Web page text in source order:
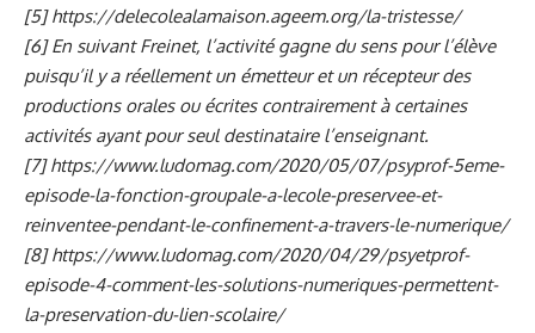
[5]https://delecolealamaison.ageem.org/la-tristesse/
[6]En suivant Freinet, l’activité gagne du sens pour l’élève
puisqu’il y a réellement un émetteur et un récepteur des
productions orales ou écrites contrairement à certaines
activités ayant pour seul destinataire l’enseignant.
[7] https://www.ludomag.com/2020/05/07/psyprof-5eme-
episode-la-fonction-groupale-a-lecole-preservee-et-
reinventee-pendant-le-confinement-a-travers-le-numerique/
[8] https://www.ludomag.com/2020/04/29/psyetprof-
episode-4-comment-les-solutions-numeriques-permettent-
la-preservation-du-lien-scolaire/